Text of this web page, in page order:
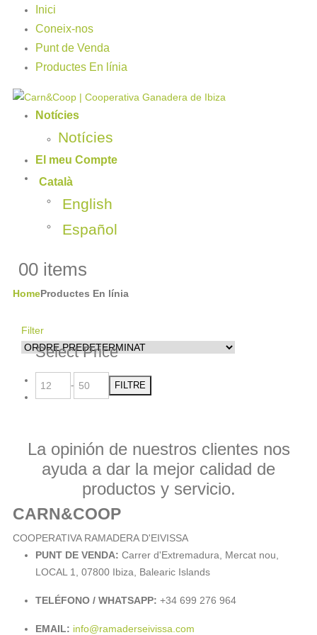
Inici
Coneix-nos
Punt de Venda
Productes En línia
Notícies
Notícies
El meu Compte
Català
English
Español
00 items
HomeProductes En línia
Select Price
- FILTRE
Filter
La opinión de nuestros clientes nos
ayuda a dar la mejor calidad de
productos y servicio.
CARN&COOP
COOPERATIVA RAMADERA D'EIVISSA
PUNT DE VENDA: Carrer d'Extremadura, Mercat nou,
LOCAL 1, 07800 Ibiza, Balearic Islands
TELÉFONO / WHATSAPP: +34 699 276 964
EMAIL: info@ramaderseivissa.com